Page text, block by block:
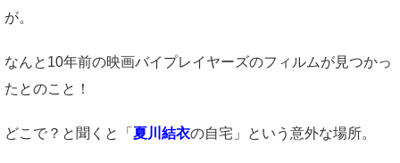
が。
なんと10年前の映画バイプレイヤーズのフィルムが見つかっ
たとのこと！
どこで？と聞くと「 夏川結衣の自宅」という意外な場所。